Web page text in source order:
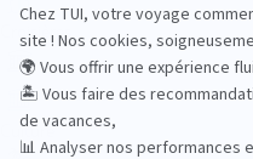
Croisières
Culture